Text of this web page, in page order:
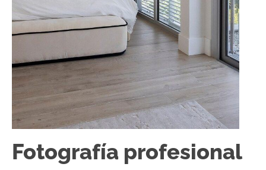
Fotografía profesional